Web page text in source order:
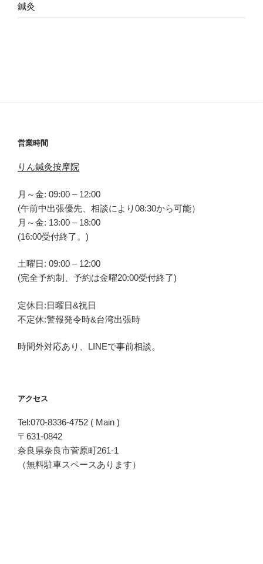
鍼灸
営業時間
りん鍼灸按摩院
月～金: 09:00 – 12:00
(午前中出張優先、相談により08:30から可能）
月～金: 13:00 – 18:00
(16:00受付終了。)
土曜日: 09:00 – 12:00
(完全予約制、予約は金曜20:00受付終了)
定休日:日曜日&祝日
不定休:警報発令時&台湾出張時
時間外対応あり、LINEで事前相談。
アクセス
Tel:070-8336-4752 ( Main )
〒631-0842
奈良県奈良市菅原町261-1
（無料駐車スペースあります）